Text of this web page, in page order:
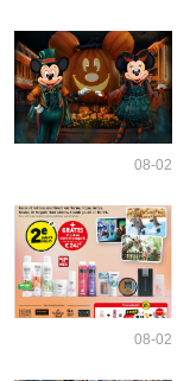
08-02
08-02